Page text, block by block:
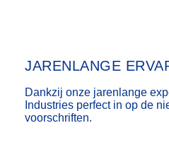
JARENLANGE
Dankzij onze jarenlange
Industries perfect in op de
voorschriften.